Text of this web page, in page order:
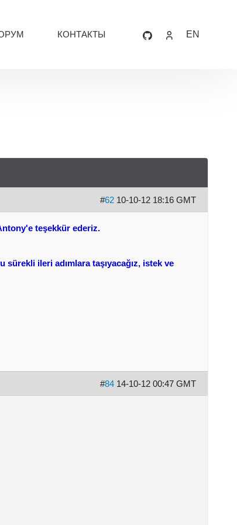
КОНТАКТЫ EN
#62 10-10-12 18:16 GMT
teşekkür ederiz.
ileri adımlara taşıyacağız, istek ve
#84 14-10-12 00:47 GMT